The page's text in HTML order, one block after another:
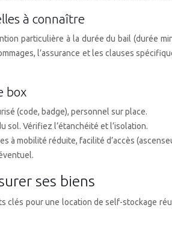
à connaître
particulière à la durée du bail (durée
l’assurance et les clauses
box
(code, badge), personnel sur place.
sol. Vérifiez l’étanchéité et l’isolation.
à mobilité réduite, facilité d’accès
ses biens
clés pour une location de self-stockage